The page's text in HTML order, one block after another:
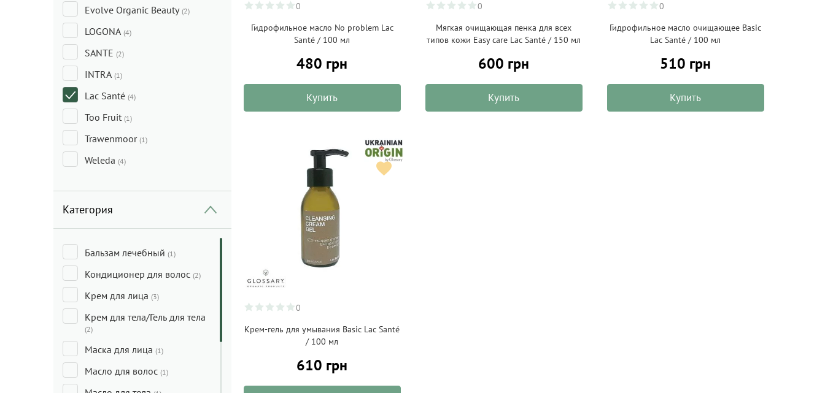
Evolve Organic Beauty (2)
LOGONA (4)
SANTE (2)
INTRA (1)
Lac Santé (4)
Too Fruit (1)
Trawenmoor (1)
Weleda (4)
Категория
Бальзам лечебный (1)
Кондиционер для волос (2)
Крем для лица (3)
Крем для тела/Гель для тела
(2)
Маска для лица (1)
Масло для волос (1)
0
Гидрофильное масло No problem Lac
Santé / 100 мл
480 грн
Купить
0
Мягкая очищающая пенка для всех
типов кожи Easy care Lac Santé / 150 мл
600 грн
Купить
0
Гидрофильное масло очищающее Basic
Lac Santé / 100 мл
510 грн
Купить
0
Крем-гель для умывания Basic Lac Santé
/ 100 мл
610 грн